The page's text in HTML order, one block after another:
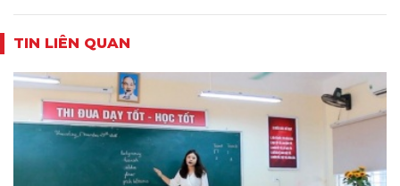
TIN LIÊN QUAN